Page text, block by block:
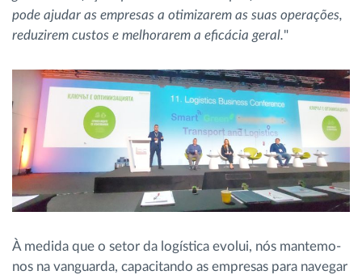
pode ajudar as empresas a otimizarem as suas operações,
reduzirem custos e melhorarem a eficácia geral."
À medida que o setor da logística evolui, nós mantemo-
nos na vanguarda, capacitando as empresas para navegar